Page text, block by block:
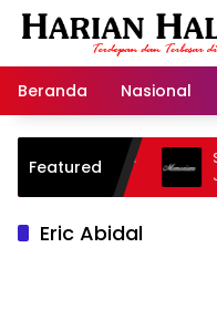
Langsung
Beranda
Nasional
Featured
Warisan
Jalan
Eric Abidal